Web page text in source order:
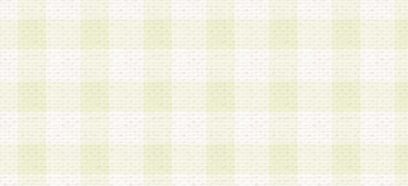
5.当社は、必要と認めた場合、会員に対して、電
手段により登録情報の対象者が会員登録者本人で
の内容が正確であること、アンケートの回答内容
うことができるものとます。
6.会員は、会員登録後当社が定期的に行う登録情
して、当社指定の期間内に更新手続きを行うもの
該期間内に更新手続きを行わない場合、その時点
発行したポイントは失効されるものとします。